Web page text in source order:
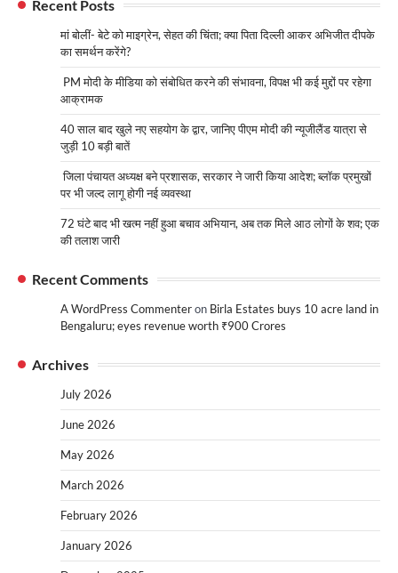
Recent Posts
मां बोलीं- बेटे को माइग्रेन, सेहत की चिंता; क्या पिता दिल्ली आकर अभिजीत दीपके
का समर्थन करेंगे?
PM मोदी के मीडिया को संबोधित करने की संभावना, विपक्ष भी कई मुद्दों पर रहेगा
आक्रामक
40 साल बाद खुले नए सहयोग के द्वार, जानिए पीएम मोदी की न्यूजीलैंड यात्रा से
जुड़ी 10 बड़ी बातें
जिला पंचायत अध्यक्ष बने प्रशासक, सरकार ने जारी किया आदेश; ब्लॉक प्रमुखों
पर भी जल्द लागू होगी नई व्यवस्था
72 घंटे बाद भी खत्म नहीं हुआ बचाव अभियान, अब तक मिले आठ लोगों के शव; एक
की तलाश जारी
Recent Comments
A WordPress Commenteron Birla Estates buys 10 acre land in
Bengaluru; eyes revenue worth ₹900 Crores
Archives
July 2026
June 2026
May 2026
March 2026
February 2026
January 2026